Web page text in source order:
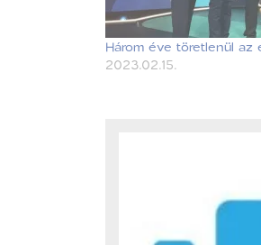
Három éve töretlenül az
2023.02.15.